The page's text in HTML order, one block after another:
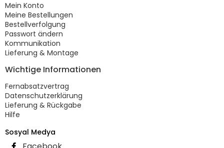
Mein Konto
Meine Bestellungen
Bestellverfolgung
Passwort ändern
Kommunikation
Lieferung & Montage
Wichtige Informationen
Fernabsatzvertrag
Datenschutzerklärung
Lieferung & Rückgabe
Hilfe
Sosyal Medya